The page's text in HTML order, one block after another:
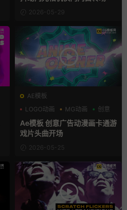
2026-05-29
AE模板
LOGO动画
MG动画 创意
Ae模板 创意广告动漫画卡通游
戏片头曲开场
2026-05-25